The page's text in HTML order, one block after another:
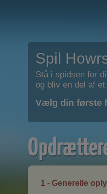
Spil
Stå i spidsen for
og bliv en del af
Vælg din første
1 - Generelle